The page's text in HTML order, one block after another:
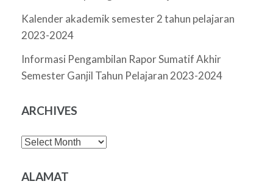
Kalender akademik semester 2 tahun pelajaran
2023-2024
Informasi Pengambilan Rapor Sumatif Akhir
Semester Ganjil Tahun Pelajaran 2023-2024
ARCHIVES
Archives
ALAMAT